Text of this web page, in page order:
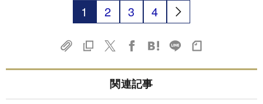
1 2 3 4
関連記事